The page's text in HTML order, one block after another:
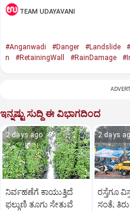
TEAM UDAYAVANI
#Anganwadi #Danger #Landslide
n
#RetainingWall #RainDamage
ಇನ್ನಷ್ಟು ಸುದ್ದಿ ಈ ವಿಭಾಗದಿಂದ
2 days ago
ನಿರ್ವಹಣೆಗೆ ಕಾಯುತ್ತಿದೆ
ಫಲ್ಗುಣಿ ತೂಗು ಸೇತುವೆ
2 days
ರಸ್ತೆಗೂ
ಸಂತೆ;